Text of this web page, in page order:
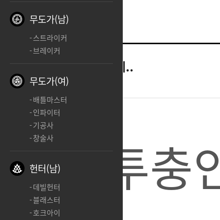
에반데..
2026.03.03 19:21
나 격투충
무도가(남)
스트라이커
브레이커
무도가(여)
배틀마스터
인파이터
기공사
창술사
헌터(남)
데빌헌터
블래스터
호크아이